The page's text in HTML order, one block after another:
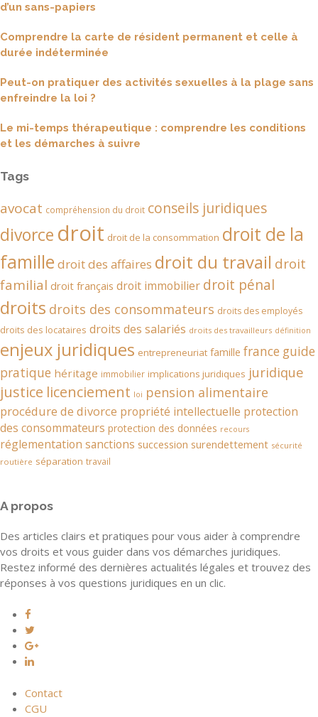
d’un sans-papiers
Comprendre la carte de résident permanent et celle à
durée indéterminée
Peut-on pratiquer des activités sexuelles à la plage sans
enfreindre la loi ?
Le mi-temps thérapeutique : comprendre les conditions
et les démarches à suivre
Tags
avocat compréhension du droit conseils juridiques
divorce droit droit de la consommation droit de la
famille droit des affaires droit du travail droit
familial droit français droit immobilier droit pénal
droits droits des consommateurs droits des employés
droits des locataires droits des salariés droits des travailleurs définition
enjeux juridiques entrepreneuriat famille france guide
pratique héritage immobilier implications juridiques juridique
justice licenciement loi pension alimentaire
procédure de divorce propriété intellectuelle protection
des consommateurs protection des données recours
réglementation sanctions succession surendettement sécurité
routière séparation travail
A propos
Des articles clairs et pratiques pour vous aider à comprendre
vos droits et vous guider dans vos démarches juridiques.
Restez informé des dernières actualités légales et trouvez des
réponses à vos questions juridiques en un clic.
Contact
CGU